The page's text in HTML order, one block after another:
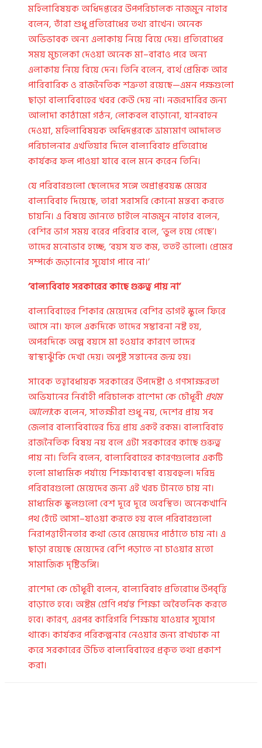
মহিলাবিষয়ক অধিদপ্তরের উপপরিচালক নাজমুন নাহার
বলেন, তাঁরা শুধু প্রতিরোধের তথ্য রাখেন। অনেক
অভিভাবক অন্য এলাকায় নিয়ে বিয়ে দেয়। প্রতিরোধের
সময় মুচলেকা দেওয়া অনেক মা–বাবাও পরে অন্য
এলাকায় নিয়ে বিয়ে দেন। তিনি বলেন, ব্যর্থ প্রেমিক আর
পারিবারিক ও রাজনৈতিক শত্রুতা রয়েছে—এমন পক্ষগুলো
ছাড়া বাল্যবিবাহের খবর কেউ দেয় না। নজরদারির জন্য
আলাদা কাঠামো গঠন, লোকবল বাড়ানো, যানবাহন
দেওয়া, মহিলাবিষয়ক অধিদপ্তরকে ভ্রাম্যমাণ আদালত
পরিচালনার এখতিয়ার দিলে বাল্যবিবাহ প্রতিরোধে
কার্যকর ফল পাওয়া যাবে বলে মনে করেন তিনি।
যে পরিবারগুলো ছেলেদের সঙ্গে অপ্রাপ্তবয়স্ক মেয়ের
বাল্যবিবাহ দিয়েছে, তারা সরাসরি কোনো মন্তব্য করতে
চায়নি। এ বিষয়ে জানতে চাইলে নাজমুন নাহার বলেন,
বেশির ভাগ সময় বরের পরিবার বলে, ‘ভুল হয়ে গেছে’।
তাদের মনোভাব হচ্ছে, ‘বয়স যত কম, ততই ভালো। প্রেমের
সম্পর্কে জড়ানোর সুযোগ পাবে না।’
‘বাল্যবিবাহ সরকারের কাছে গুরুত্ব পায় না’
বাল্যবিবাহের শিকার মেয়েদের বেশির ভাগই স্কুলে ফিরে
আসে না। ফলে একদিকে তাদের সম্ভাবনা নষ্ট হয়,
অপরদিকে অল্প বয়সে মা হওয়ার কারণে তাদের
স্বাস্থ্যঝুঁকি দেখা দেয়। অপুষ্ট সন্তানের জন্ম হয়।
সাবেক তত্ত্বাবধায়ক সরকারের উপদেষ্টা ও গণসাক্ষরতা
অভিযানের নির্বাহী পরিচালক রাশেদা কে চৌধূরীপ্রথম
আলোকে বলেন, সাতক্ষীরা শুধু নয়, দেশের প্রায় সব
জেলার বাল্যবিবাহের চিত্র প্রায় একই রকম। বাল্যবিবাহ
রাজনৈতিক বিষয় নয় বলে এটা সরকারের কাছে গুরুত্ব
পায় না। তিনি বলেন, বাল্যবিবাহের কারণগুলোর একটি
হলো মাধ্যমিক পর্যায়ে শিক্ষাব্যবস্থা ব্যয়বহুল। দরিদ্র
পরিবারগুলো মেয়েদের জন্য এই খরচ টানতে চায় না।
মাধ্যমিক স্কুলগুলো বেশ দূরে দূরে অবস্থিত। অনেকখানি
পথ হেঁটে আসা–যাওয়া করতে হয় বলে পরিবারগুলো
নিরাপত্তাহীনতার কথা ভেবে মেয়েদের পাঠাতে চায় না। এ
ছাড়া রয়েছে মেয়েদের বেশি পড়াতে না চাওয়ার মতো
সামাজিক দৃষ্টিভঙ্গি।
রাশেদা কে চৌধূরী বলেন, বাল্যবিবাহ প্রতিরোধে উপবৃত্তি
বাড়াতে হবে। অষ্টম শ্রেণি পর্যন্ত শিক্ষা অবৈতনিক করতে
হবে। কারণ, এরপর কারিগরি শিক্ষায় যাওয়ার সুযোগ
থাকে। কার্যকর পরিকল্পনার নেওয়ার জন্য রাখঢাক না
করে সরকারের উচিত বাল্যবিবাহের প্রকৃত তথ্য প্রকাশ
করা।